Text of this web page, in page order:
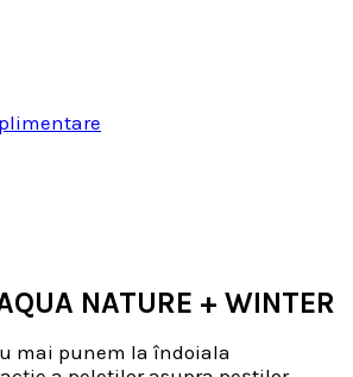
NATURE + WINTER
mai punem la îndoiala